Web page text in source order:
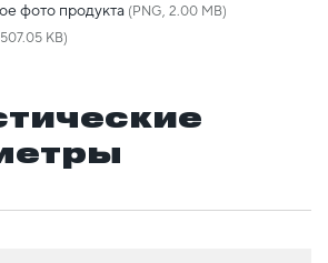
фото продукта (PNG, 2.00 MB)
KB)